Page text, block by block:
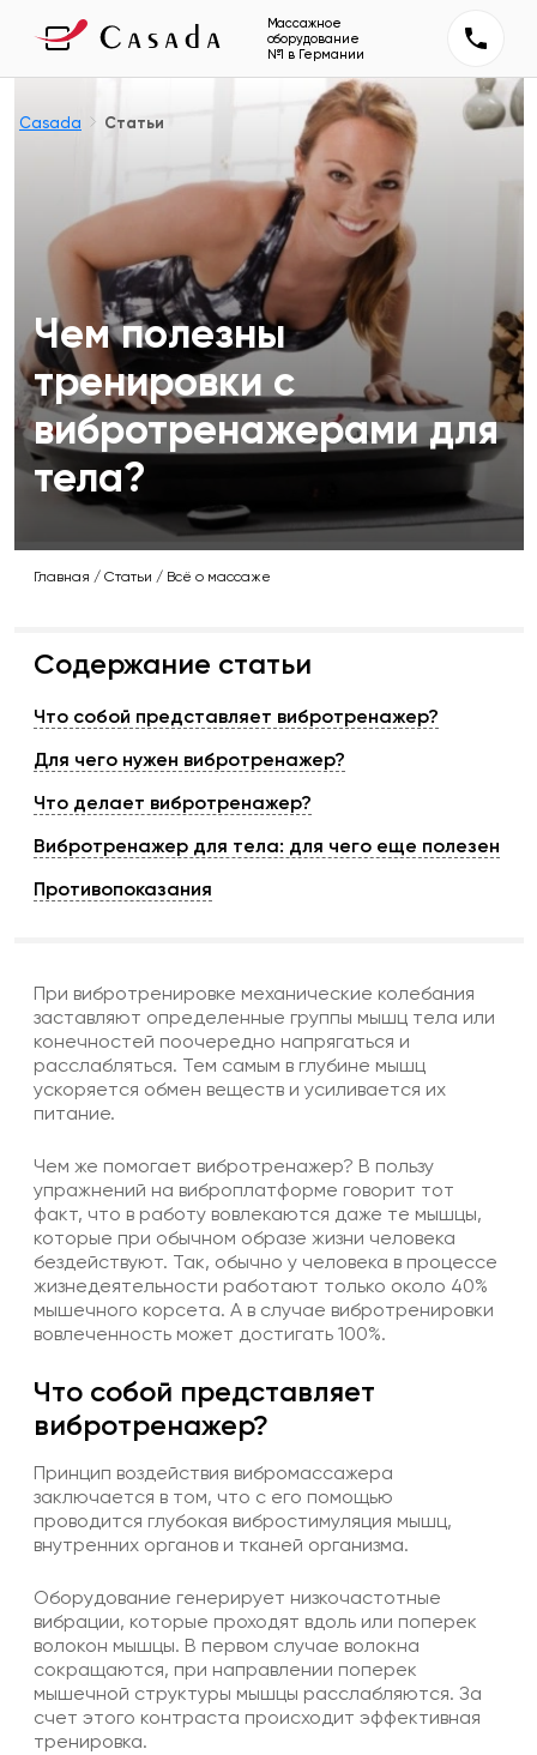
Массажное
оборудование
№1 в Германии
Casada Статьи
Чем полезны
тренировки с
вибротренажерами для
тела?
Главная / Статьи / Всё о массаже
Содержание статьи
Что собой представляет вибротренажер?
Для чего нужен вибротренажер?
Что делает вибротренажер?
Вибротренажер для тела: для чего еще полезен
Противопоказания
При вибротренировке механические колебания
заставляют определенные группы мышц тела или
конечностей поочередно напрягаться и
расслабляться. Тем самым в глубине мышц
ускоряется обмен веществ и усиливается их
питание.
Чем же помогает вибротренажер? В пользу
упражнений на виброплатформе говорит тот
факт, что в работу вовлекаются даже те мышцы,
которые при обычном образе жизни человека
бездействуют. Так, обычно у человека в процессе
жизнедеятельности работают только около 40%
мышечного корсета. А в случае вибротренировки
вовлеченность может достигать 100%.
Что собой представляет
вибротренажер?
Принцип воздействия вибромассажера
заключается в том, что с его помощью
проводится глубокая вибростимуляция мышц,
внутренних органов и тканей организма.
Оборудование генерирует низкочастотные
вибрации, которые проходят вдоль или поперек
волокон мышцы. В первом случае волокна
сокращаются, при направлении поперек
мышечной структуры мышцы расслабляются. За
счет этого контраста происходит эффективная
тренировка.